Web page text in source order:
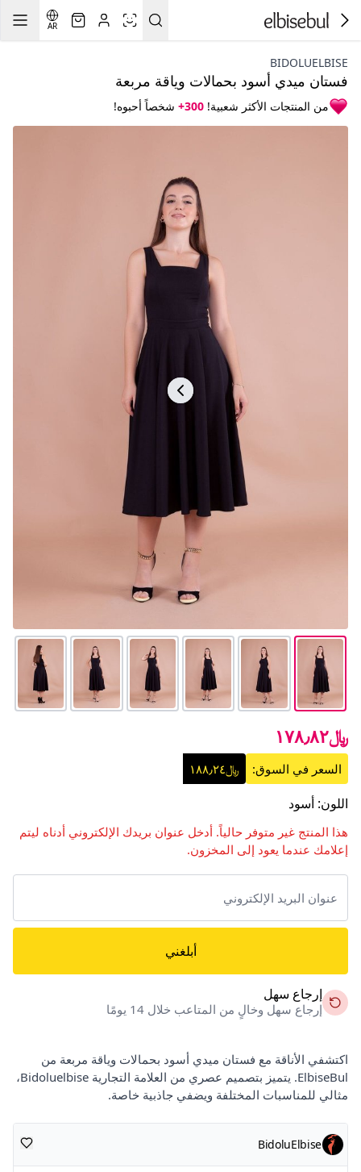
AR
BIDOLUELBISE
فستان ميدي أسود بحمالات وياقة مربعة
من المنتجات الأكثر شعبية! 300+ شخصاً أحبوه!
﷼١٧٨٫٨٢
السعر في السوق: ﷼١٨٨٫٢٤
اللون: أسود
هذا المنتج غير متوفر حالياً. أدخل عنوان بريدك الإلكتروني أدناه ليتم
إعلامك عندما يعود إلى المخزون.
أبلغني
إرجاع سهل
إرجاع سهل وخالٍ من المتاعب خلال 14 يومًا
اكتشفي الأناقة مع فستان ميدي أسود بحمالات وياقة مربعة من
ElbiseBul. يتميز بتصميم عصري من العلامة التجارية Bidoluelbise،
مثالي للمناسبات المختلفة ويضفي جاذبية خاصة.
BidoluElbise